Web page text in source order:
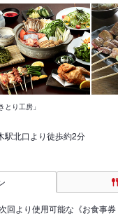
り工房」
駅北口より徒歩約2分
回より使用可能な《お食事